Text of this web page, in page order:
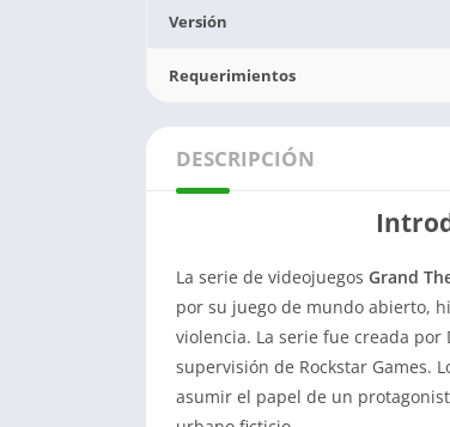
Versión
Requerimientos
DESCRIPCIÓN
La serie de videojuegos Grand
por su juego de mundo abierto,
violencia. La serie fue creada
supervisión de Rockstar Games.
asumir el papel de un